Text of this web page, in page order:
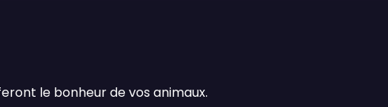
le bonheur de vos animaux.